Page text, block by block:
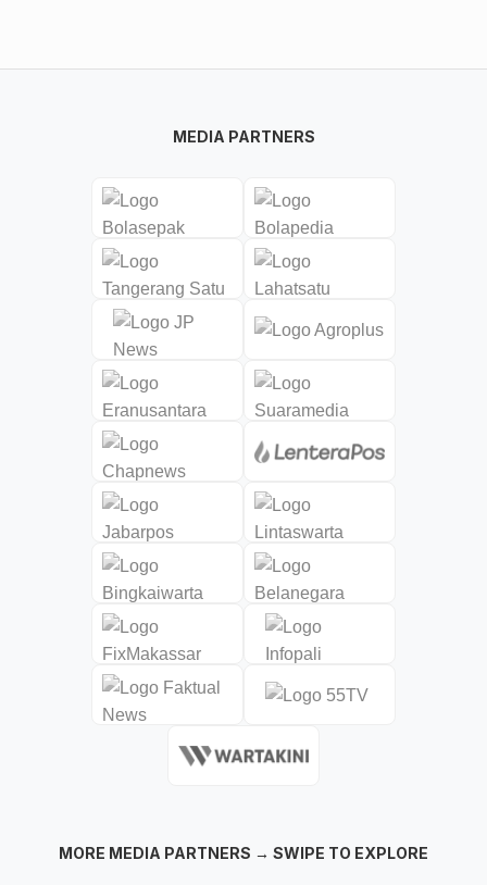
MEDIA PARTNERS
MORE MEDIA PARTNERS → SWIPE TO EXPLORE